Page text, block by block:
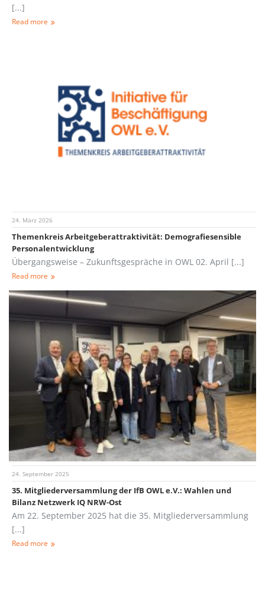
[...]
Read more
24. März 2026
Themenkreis Arbeitgeberattraktivität: Demografiesensible
Personalentwicklung
Übergangsweise – Zukunftsgespräche in OWL 02. April [...]
Read more
24. September 2025
35. Mitgliederversammlung der IfB OWL e.V.: Wahlen und
Bilanz Netzwerk IQ NRW-Ost
Am 22. September 2025 hat die 35. Mitgliederversammlung
[...]
Read more